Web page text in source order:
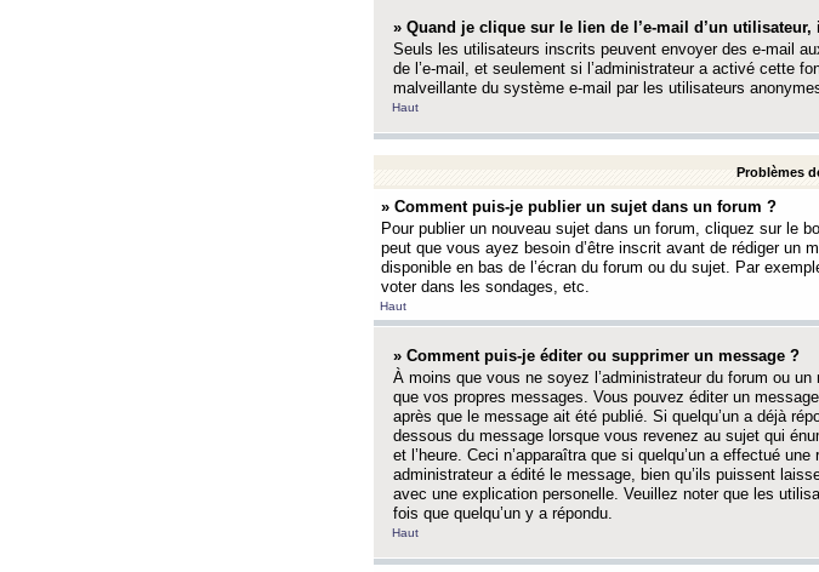
» Quand je clique sur le lien de l’e-mail d’un
Seuls les utilisateurs inscrits peuvent envoyer des e-mail
de l’e-mail, et seulement si l’administrateur a activé cette
malveillante du système e-mail par les utilisateurs
Haut
Problèmes
» Comment puis-je publier un sujet dans un forum ?
Pour publier un nouveau sujet dans un forum, cliquez sur le
peut que vous ayez besoin d’être inscrit avant de rédiger un
disponible en bas de l’écran du forum ou du sujet. Par
voter dans les sondages, etc.
Haut
» Comment puis-je éditer ou supprimer un message ?
À moins que vous ne soyez l’administrateur du forum ou
que vos propres messages. Vous pouvez éditer un
après que le message ait été publié. Si quelqu’un a déjà
dessous du message lorsque vous revenez au sujet qui
et l’heure. Ceci n’apparaîtra que si quelqu’un a effectué
administrateur a édité le message, bien qu’ils puissent
avec une explication personelle. Veuillez noter que les
fois que quelqu’un y a répondu.
Haut